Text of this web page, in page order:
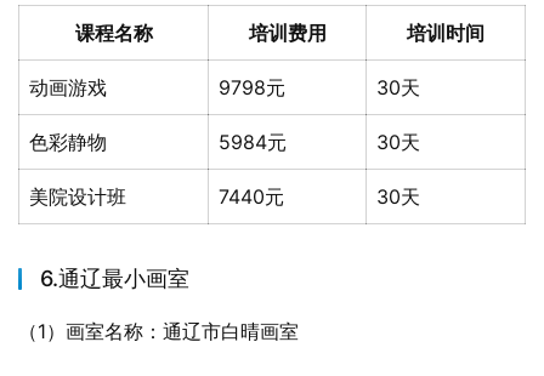
课程名称 培训费用 培训时间
动画游戏 9798元 30天
色彩静物 5984元 30天
美院设计班 7440元 30天
6.通辽最小画室
（1）画室名称：通辽市白晴画室